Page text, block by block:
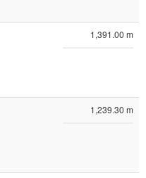
1,391.00 m
1,239.30 m